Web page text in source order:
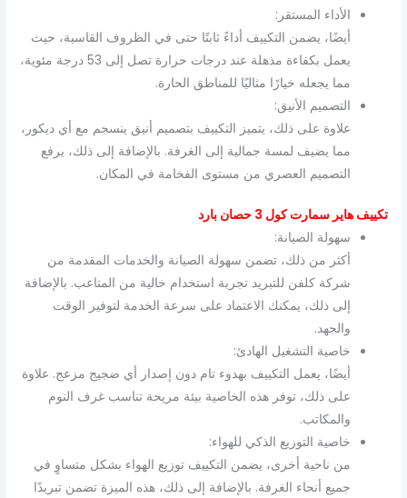
الأداء المستقر:
أيضًا، يضمن التكييف أداءً ثابتًا حتى في الظروف القاسية، حيث
يعمل بكفاءة مذهلة عند درجات حرارة تصل إلى 53 درجة مئوية،
مما يجعله خيارًا مثاليًا للمناطق الحارة.
التصميم الأنيق:
علاوة على ذلك، يتميز التكييف بتصميم أنيق ينسجم مع أي ديكور،
مما يضيف لمسة جمالية إلى الغرفة. بالإضافة إلى ذلك، يرفع
التصميم العصري من مستوى الفخامة في المكان.
تكييف هاير سمارت كول 3 حصان بارد
سهولة الصيانة:
أكثر من ذلك، تضمن سهولة الصيانة والخدمات المقدمة من
شركة كلفن للتبريد تجربة استخدام خالية من المتاعب. بالإضافة
إلى ذلك، يمكنك الاعتماد على سرعة الخدمة لتوفير الوقت
والجهد.
خاصية التشغيل الهادئ:
أيضًا، يعمل التكييف بهدوء تام دون إصدار أي ضجيج مزعج. علاوة
على ذلك، توفر هذه الخاصية بيئة مريحة تناسب غرف النوم
والمكاتب.
خاصية التوزيع الذكي للهواء:
من ناحية أخرى، يضمن التكييف توزيع الهواء بشكل متساوٍ في
جميع أنحاء الغرفة. بالإضافة إلى ذلك، هذه الميزة تضمن تبريدًا